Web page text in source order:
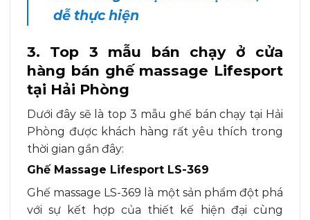
dễ thực hiện
3. Top 3 mẫu bán chạy ở cửa
hàng bán ghế massage Lifesport
tại Hải Phòng
Dưới đây sẽ là top 3 mẫu ghế bán chạy tại Hải
Phòng được khách hàng rất yêu thích trong
thời gian gần đây:
Ghế Massage Lifesport LS-369
Ghế massage LS-369 là một sản phẩm đột phá
với sự kết hợp của thiết kế hiện đại cùng